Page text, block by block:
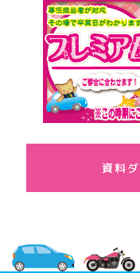
資料